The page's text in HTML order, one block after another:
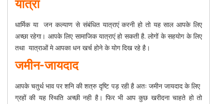
यात्रा
धार्मिक या जन कल्याण से संबंधित यात्राएं करनी हो तो यह साल आपके लिए
अच्छा रहेगा। आपके लिए सामाजिक यात्राएं हो सकती है. लोगों के सहयोग के लिए
तथा यात्राओं मे आपका धन खर्च होने के योग दिख रहे है।
जमीन-जायदाद
आपके चतुर्थ भाव पर शनि की शत्रु दृष्टि पड़ रही है अतः जमीन जायदाद के लिए
ग्रहों की यह स्थिति अच्छी नही है। फिर भी आप कुछ खरीदना चाहते हो तो